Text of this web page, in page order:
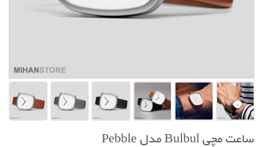
ساعت مچي Bulbul مدل Pebble